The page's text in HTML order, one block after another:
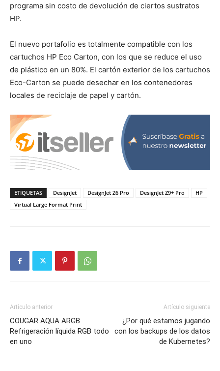
programa sin costo de devolución de ciertos sustratos
HP.
El nuevo portafolio es totalmente compatible con los
cartuchos HP Eco Carton, con los que se reduce el uso
de plástico en un 80%. El cartón exterior de los cartuchos
Eco-Carton se puede desechar en los contenedores
locales de reciclaje de papel y cartón.
ETIQUETAS DesignJet DesignJet Z6 Pro DesignJet Z9+ Pro
HP
Virtual Large Format Print
Artículo anterior
COUGAR AQUA ARGB
Refrigeración líquida RGB todo
en uno
Artículo siguiente
¿Por qué estamos jugando
con los backups de los datos
de Kubernetes?